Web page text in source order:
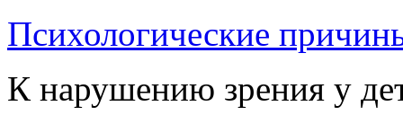
Психологические
К нарушению зрения у